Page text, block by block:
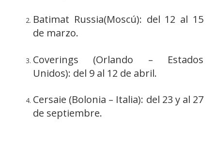
Batimat Russia(Moscú): del 12 al 15
de marzo.
Coverings (Orlando – Estados
Unidos): del 9 al 12 de abril.
Cersaie (Bolonia – Italia): del 23 y al 27
de septiembre.